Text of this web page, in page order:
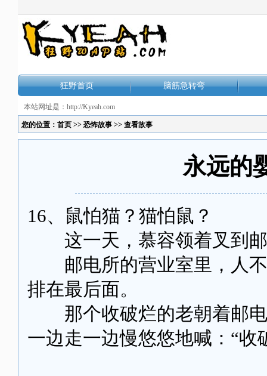
狂野首页 脑筋急转弯
本站网址是：http://Kyeah.com
您的位置： 首页 >> 恐怖故事 >> 查看故事
永远的
16、鼠怕猫？猫怕鼠？
这一天，慕容领着叉到邮
邮电所的营业室里，人不
排在最后面。
那个收破烂的老朝着邮电
一边走一边慢悠悠地喊：“